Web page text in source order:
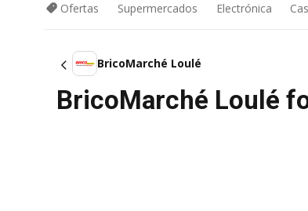
Ofertas Supermercados Electrónica
BricoMarché Loulé
BricoMarché Loulé